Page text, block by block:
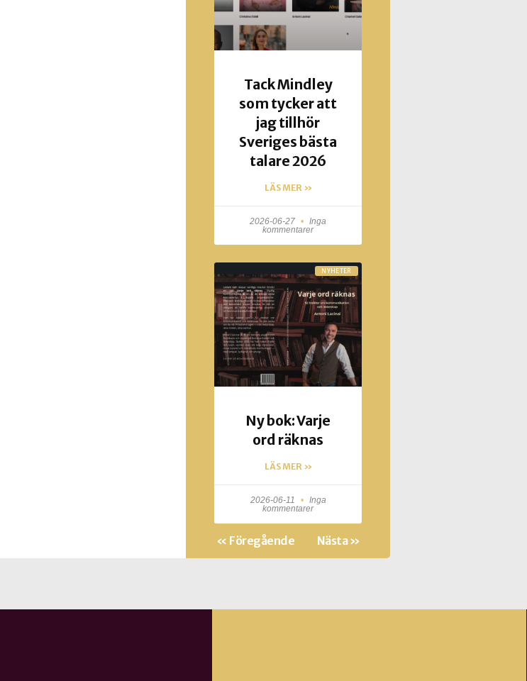
Tack Mindley
som tycker att
jag tillhör
Sveriges bästa
talare 2026
LÄS MER »
2026-06-27
Inga
kommentarer
NYHETER
Ny bok: Varje
ord räknas
LÄS MER »
2026-06-11
Inga
kommentarer
« Föregående Nästa »